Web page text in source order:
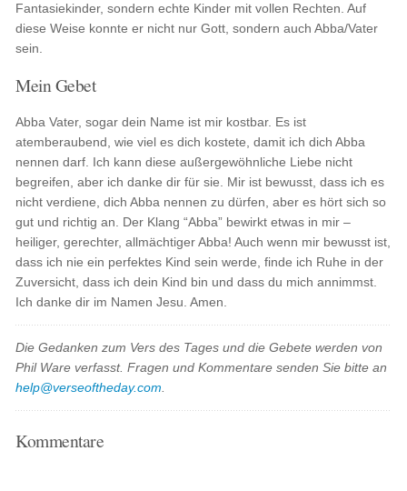
Fantasiekinder, sondern echte Kinder mit vollen Rechten. Auf
diese Weise konnte er nicht nur Gott, sondern auch Abba/Vater
sein.
Mein Gebet
Abba Vater, sogar dein Name ist mir kostbar. Es ist
atemberaubend, wie viel es dich kostete, damit ich dich Abba
nennen darf. Ich kann diese außergewöhnliche Liebe nicht
begreifen, aber ich danke dir für sie. Mir ist bewusst, dass ich es
nicht verdiene, dich Abba nennen zu dürfen, aber es hört sich so
gut und richtig an. Der Klang “Abba” bewirkt etwas in mir –
heiliger, gerechter, allmächtiger Abba! Auch wenn mir bewusst ist,
dass ich nie ein perfektes Kind sein werde, finde ich Ruhe in der
Zuversicht, dass ich dein Kind bin und dass du mich annimmst.
Ich danke dir im Namen Jesu. Amen.
Die Gedanken zum Vers des Tages und die Gebete werden von
Phil Ware verfasst. Fragen und Kommentare senden Sie bitte an
help@verseoftheday.com
Kommentare